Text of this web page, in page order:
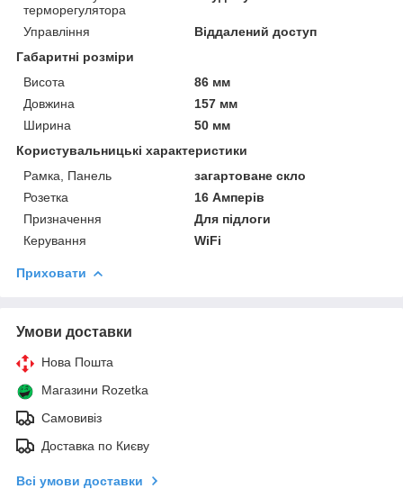
терморегулятора
Управління
Віддалений доступ
Габаритні розміри
Висота
86 мм
Довжина
157 мм
Ширина
50 мм
Користувальницькі характеристики
Рамка, Панель
загартоване скло
Розетка
16 Амперів
Призначення
Для підлоги
Керування
WiFi
Приховати
Умови доставки
Нова Пошта
Магазини Rozetka
Самовивіз
Доставка по Києву
Всі умови доставки